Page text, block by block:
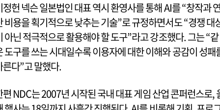
정헌 넥슨 일본법인 대표 역시 환영사를 통해 AI를 “창작과
비용을 획기적으로 낮추는 기술”로 규정하면서도 “경쟁 대
아닌 적극적으로 활용해야 할 도구”라고 강조했다. 그는 “같
도구를 쓰는 시대일수록 이용자에 대한 이해와 공감이 성패
른다”고 말했다.
편 NDC는 2007년 시작된 국내 대표 게임 산업 콘퍼런스로,